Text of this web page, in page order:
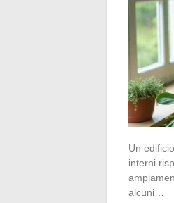
Un
interni
alcuni…